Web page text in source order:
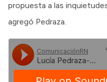
propuesta a las
agregó Pedraza.